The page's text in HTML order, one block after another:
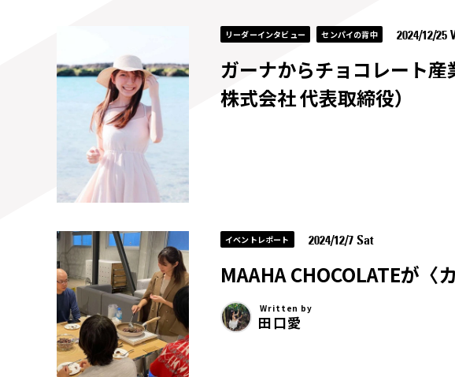
リーダーインタビュー センパイの背中 2024/12/25
ガーナからチョコレート
株式会社 代表取締役）
イベントレポート 2024/12/7 Sat
MAAHA CHOCOLATEが
Written by
田口愛